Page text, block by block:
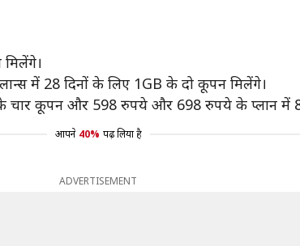
मिलेंगे।
में 28 दिनों के लिए 1GB के दो कूपन मिलेंगे।
कूपन और 598 रुपये और 698 रुपये के प्लान में
आपने 40% पढ़ लिया है
ADVERTISEMENT